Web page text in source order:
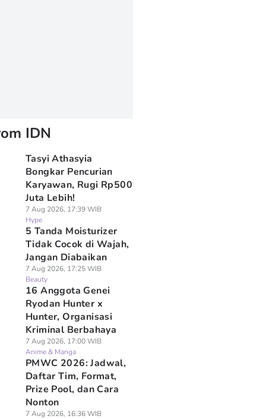
IDN
Tasyi Athasyia
Bongkar Pencurian
Karyawan, Rugi Rp500
Juta Lebih!
7 Aug 2026, 17:39 WIB
Hype
5 Tanda Moisturizer
Tidak Cocok di Wajah,
Jangan Diabaikan
7 Aug 2026, 17:25 WIB
Beauty
16 Anggota Genei
Ryodan Hunter x
Hunter, Organisasi
Kriminal Berbahaya
7 Aug 2026, 17:00 WIB
Anime & Manga
PMWC 2026: Jadwal,
Daftar Tim, Format,
Prize Pool, dan Cara
Nonton
7 Aug 2026, 16:36 WIB